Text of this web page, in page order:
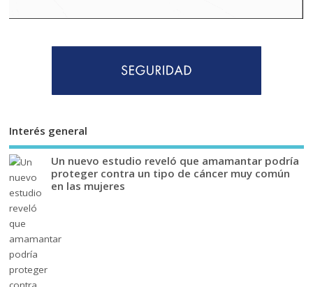
Interés general
Un nuevo estudio reveló que amamantar podría
proteger contra un tipo de cáncer muy común
en las mujeres